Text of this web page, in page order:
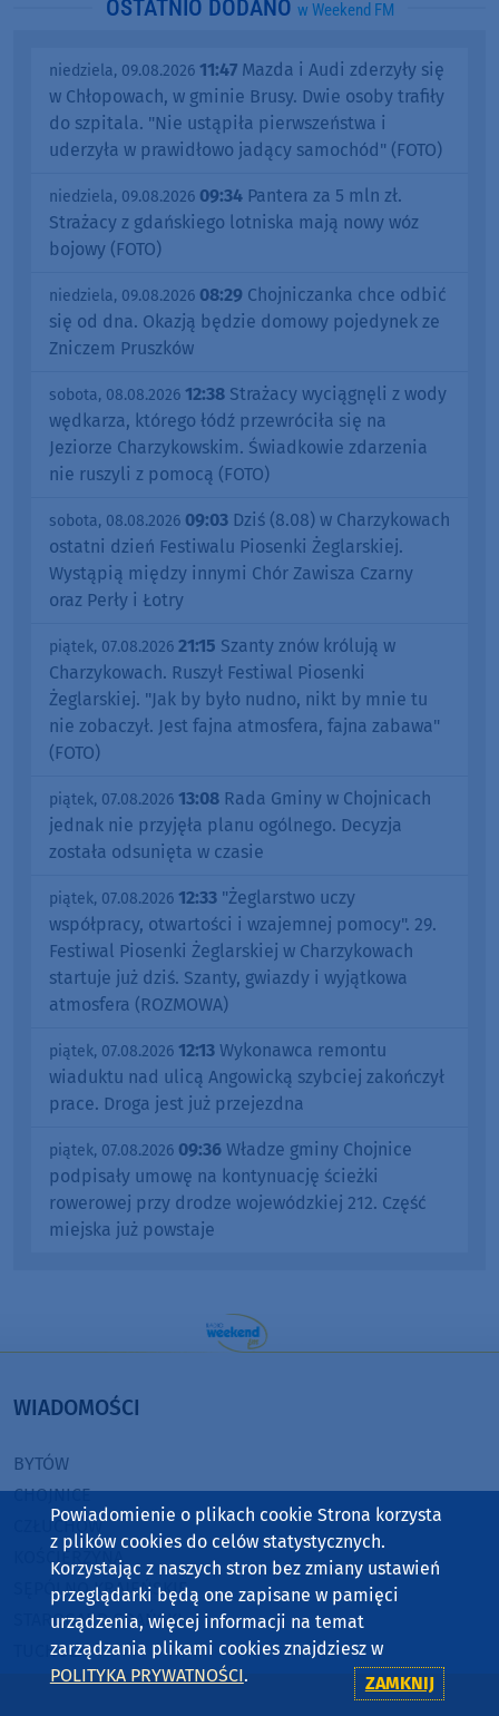
OSTATNIO DODANO w Weekend FM
niedziela, 09.08.2026 11:47 Mazda i Audi zderzyły się
w Chłopowach, w gminie Brusy. Dwie osoby trafiły
do szpitala. "Nie ustąpiła pierwszeństwa i
uderzyła w prawidłowo jadący samochód" (FOTO)
niedziela, 09.08.2026 09:34 Pantera za 5 mln zł.
Strażacy z gdańskiego lotniska mają nowy wóz
bojowy (FOTO)
niedziela, 09.08.2026 08:29 Chojniczanka chce odbić
się od dna. Okazją będzie domowy pojedynek ze
Zniczem Pruszków
sobota, 08.08.2026 12:38 Strażacy wyciągnęli z wody
wędkarza, którego łódź przewróciła się na
Jeziorze Charzykowskim. Świadkowie zdarzenia
nie ruszyli z pomocą (FOTO)
sobota, 08.08.2026 09:03 Dziś (8.08) w Charzykowach
ostatni dzień Festiwalu Piosenki Żeglarskiej.
Wystąpią między innymi Chór Zawisza Czarny
oraz Perły i Łotry
piątek, 07.08.2026 21:15 Szanty znów królują w
Charzykowach. Ruszył Festiwal Piosenki
Żeglarskiej. "Jak by było nudno, nikt by mnie tu
nie zobaczył. Jest fajna atmosfera, fajna zabawa"
(FOTO)
piątek, 07.08.2026 13:08 Rada Gminy w Chojnicach
jednak nie przyjęła planu ogólnego. Decyzja
została odsunięta w czasie
piątek, 07.08.2026 12:33 "Żeglarstwo uczy
współpracy, otwartości i wzajemnej pomocy". 29.
Festiwal Piosenki Żeglarskiej w Charzykowach
startuje już dziś. Szanty, gwiazdy i wyjątkowa
atmosfera (ROZMOWA)
piątek, 07.08.2026 12:13 Wykonawca remontu
wiaduktu nad ulicą Angowicką szybciej zakończył
prace. Droga jest już przejezdna
piątek, 07.08.2026 09:36 Władze gminy Chojnice
podpisały umowę na kontynuację ścieżki
rowerowej przy drodze wojewódzkiej 212. Część
miejska już powstaje
WIADOMOŚCI
BYTÓW
CHOJNICE
CZŁUCHÓW
KOŚCIERZYNA
SĘPÓLNO KRAJEŃSKIE
STAROGARD GDAŃSKI
TUCHOLA
Powiadomienie o plikach cookie Strona korzysta
z plików cookies do celów statystycznych.
Korzystając z naszych stron bez zmiany ustawień
przeglądarki będą one zapisane w pamięci
urządzenia, więcej informacji na temat
zarządzania plikami cookies znajdziesz w
POLITYKA PRYWATNOŚCI. ZAMKNIJ